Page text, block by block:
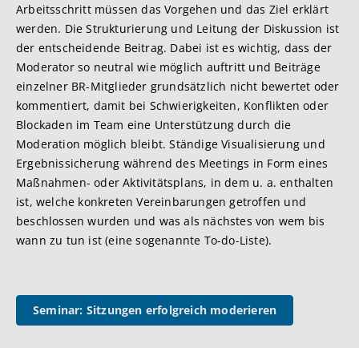
Arbeitsschritt müssen das Vorgehen und das Ziel erklärt
werden. Die Strukturierung und Leitung der Diskussion ist
der entscheidende Beitrag. Dabei ist es wichtig, dass der
Moderator so neutral wie möglich auftritt und Beiträge
einzelner BR-Mitglieder grundsätzlich nicht bewertet oder
kommentiert, damit bei Schwierigkeiten, Konflikten oder
Blockaden im Team eine Unterstützung durch die
Moderation möglich bleibt. Ständige Visualisierung und
Ergebnissicherung während des Meetings in Form eines
Maßnahmen- oder Aktivitätsplans, in dem u. a. enthalten
ist, welche konkreten Vereinbarungen getroffen und
beschlossen wurden und was als nächstes von wem bis
wann zu tun ist (eine sogenannte To-do-Liste).
Seminar: Sitzungen erfolgreich moderieren